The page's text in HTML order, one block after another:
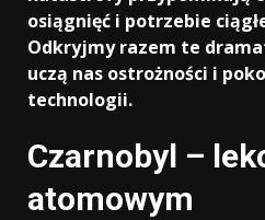
osiągnięć i potrzebie
Odkryjmy razem te
uczą nas ostrożności i
technologii.
Czarnobyl –
atomowym